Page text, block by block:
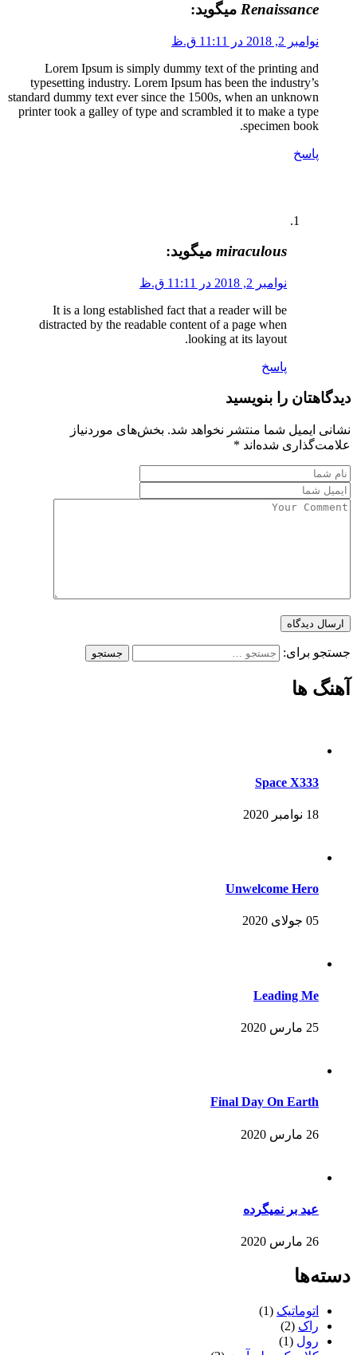
Renaissance میگوید:
نوامبر 2, 2018 در 11:11 ق.ظ
Lorem Ipsum is simply dummy text of the printing and
typesetting industry. Lorem Ipsum has been the industry’s
standard dummy text ever since the 1500s, when an unknown
printer took a galley of type and scrambled it to make a type
specimen book.
پاسخ
miraculous میگوید:
نوامبر 2, 2018 در 11:11 ق.ظ
It is a long established fact that a reader will be
distracted by the readable content of a page when
looking at its layout.
پاسخ
دیدگاهتان را بنویسید
نشانی ایمیل شما منتشر نخواهد شد. بخش‌های موردنیاز
علامت‌گذاری شده‌اند *
جستجو برای:
آهنگ ها
Space X333
18 نوامبر 2020
Unwelcome Hero
05 جولای 2020
Leading Me
25 مارس 2020
Final Day On Earth
26 مارس 2020
عید بر نمیگرده
26 مارس 2020
دسته‌ها
اتوماتیک (1)
راک (2)
رول (1)